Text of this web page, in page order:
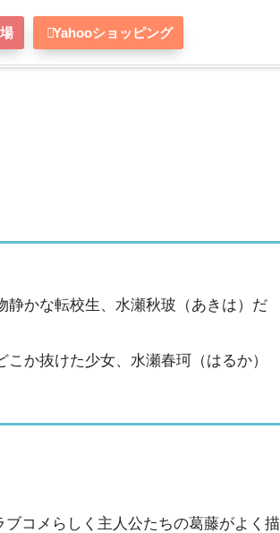
Yahooショッピング
静かな転校生、水瀬秋玻（あきは）だ
か抜けた少女、水瀬春珂（はるか）
コメらしく主人公たちの葛藤がよく描